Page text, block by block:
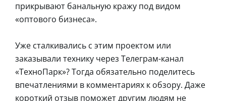
прикрывают банальную кражу под видом
«оптового бизнеса».
Уже сталкивались с этим проектом или
заказывали технику через Телеграм-канал
«ТехноПарк»? Тогда обязательно поделитесь
впечатлениями в комментариях к обзору. Даже
короткий отзыв поможет другим людям не